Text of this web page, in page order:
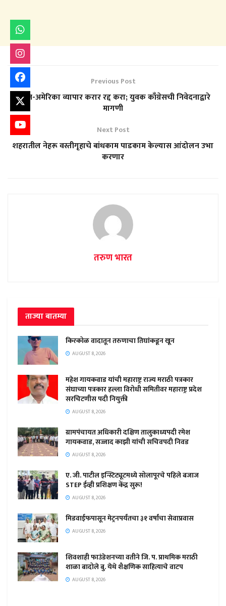
Previous Post
भारत-अमेरिका व्यापार करार रद्द करा; युवक काँग्रेसची निवेदनाद्वारे
मागणी
Next Post
शहरातील नेहरू वस्तीगृहाचे बांधकाम पाडकाम केल्यास आंदोलन उभा
करणार
तरुण भारत
ताज्या बातम्या
किरकोळ वादातून तरुणाचा तिघांकडून खून
AUGUST 8, 2026
महेश गायकवाड यांची महाराष्ट्र राज्य मराठी पत्रकार
संघाच्या पत्रकार हल्ला विरोधी समितीवर महाराष्ट्र प्रदेश
सरचिटणीस पदी नियुक्ती
AUGUST 8, 2026
ग्रामपंचायत अधिकारी दक्षिण तालुकाध्यपदी रमेश
गायकवाड, सज्जाद काझी यांची सचिवपदी निवड
AUGUST 8, 2026
ए. जी. पाटील इन्स्टिट्यूटमध्ये सोलापूरचे पहिले बजाज
STEP ईव्ही प्रशिक्षण केंद्र सुरू!
AUGUST 8, 2026
मिडवाईफपासून मेट्रनपर्यंतचा ३१ वर्षांचा सेवाप्रवास
AUGUST 8, 2026
शिवशाही फाउंडेशनच्या वतीने जि. प. प्राथमिक मराठी
शाळा बादोले बु. येथे शैक्षणिक साहित्याचे वाटप
AUGUST 8, 2026